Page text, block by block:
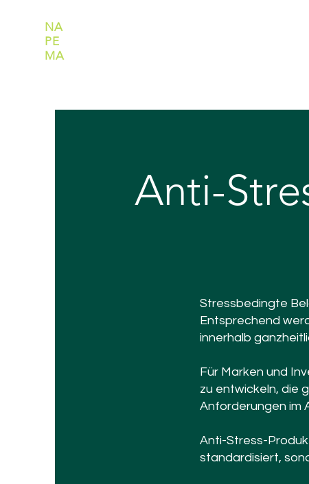
NATURAL
PE
MANUFACTURE
Anti-
Stressbedingte
Entsprechend
innerhalb
Für Marken und
zu entwickeln, die
Anforderungen im
Anti-Stress-
standardisiert,